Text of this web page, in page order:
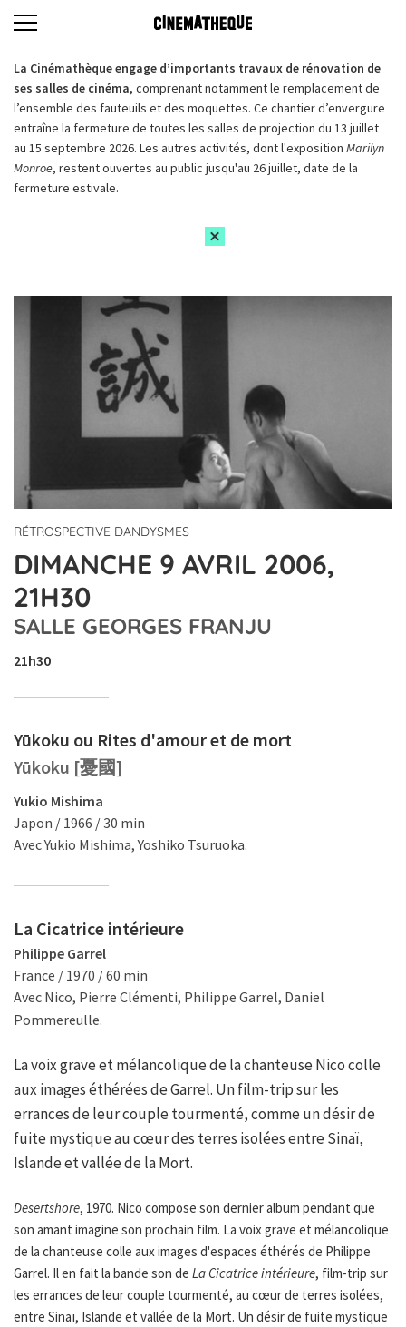
La Cinémathèque engage d’importants travaux de rénovation de
ses salles de cinéma, comprenant notamment le remplacement de
l’ensemble des fauteuils et des moquettes. Ce chantier d’envergure
entraîne la fermeture de toutes les salles de projection du 13 juillet
au 15 septembre 2026. Les autres activités, dont l'exposition Marilyn
Monroe, restent ouvertes au public jusqu'au 26 juillet, date de la
fermeture estivale.
RÉTROSPECTIVE DANDYSMES
DIMANCHE 9 AVRIL 2006,
21H30
SALLE GEORGES FRANJU
21h30
Yūkoku ou Rites d'amour et de mort
Yūkoku [憂國]
Yukio Mishima
Japon / 1966 / 30 min
Avec Yukio Mishima, Yoshiko Tsuruoka.
La Cicatrice intérieure
Philippe Garrel
France / 1970 / 60 min
Avec Nico, Pierre Clémenti, Philippe Garrel, Daniel
Pommereulle.
La voix grave et mélancolique de la chanteuse Nico colle
aux images éthérées de Garrel. Un film-trip sur les
errances de leur couple tourmenté, comme un désir de
fuite mystique au cœur des terres isolées entre Sinaï,
Islande et vallée de la Mort.
Desertshore, 1970. Nico compose son dernier album pendant que
son amant imagine son prochain film. La voix grave et mélancolique
de la chanteuse colle aux images d'espaces éthérés de Philippe
Garrel. Il en fait la bande son de La Cicatrice intérieure, film-trip sur
les errances de leur couple tourmenté, au cœur de terres isolées,
entre Sinaï, Islande et vallée de la Mort. Un désir de fuite mystique